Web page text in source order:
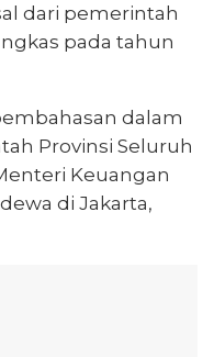
dari pemerintah
pada tahun
dalam
Provinsi Seluruh
Keuangan
di Jakarta,